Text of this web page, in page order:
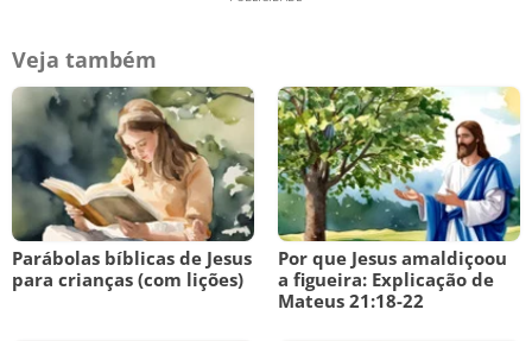
Veja também
Parábolas bíblicas de Jesus
para crianças (com lições)
Por que Jesus amaldiçoou
a figueira: Explicação de
Mateus 21:18-22